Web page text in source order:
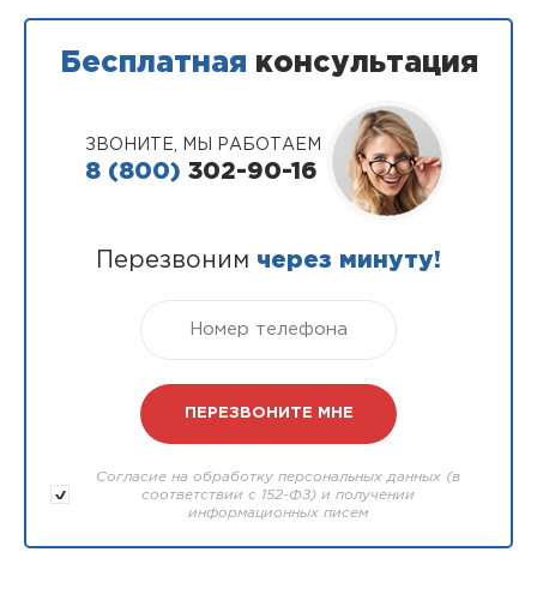
Бесплатная консультация
ЗВОНИТЕ, МЫ РАБОТАЕМ
8 (800) 302-90-16
Перезвоним через минуту!
Согласие на обработку персональных данных (в
соответствии с 152-ФЗ) и получении
информационных писем